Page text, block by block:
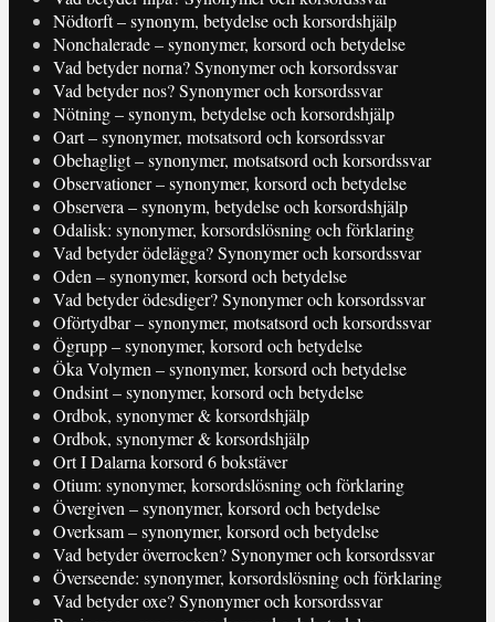
Nödtorft – synonym, betydelse och korsordshjälp
Nonchalerade – synonymer, korsord och betydelse
Vad betyder norna? Synonymer och korsordssvar
Vad betyder nos? Synonymer och korsordssvar
Nötning – synonym, betydelse och korsordshjälp
Oart – synonymer, motsatsord och korsordssvar
Obehagligt – synonymer, motsatsord och korsordssvar
Observationer – synonymer, korsord och betydelse
Observera – synonym, betydelse och korsordshjälp
Odalisk: synonymer, korsordslösning och förklaring
Vad betyder ödelägga? Synonymer och korsordssvar
Oden – synonymer, korsord och betydelse
Vad betyder ödesdiger? Synonymer och korsordssvar
Oförtydbar – synonymer, motsatsord och korsordssvar
Ögrupp – synonymer, korsord och betydelse
Öka Volymen – synonymer, korsord och betydelse
Ondsint – synonymer, korsord och betydelse
Ordbok, synonymer & korsordshjälp
Ordbok, synonymer & korsordshjälp
Ort I Dalarna korsord 6 bokstäver
Otium: synonymer, korsordslösning och förklaring
Övergiven – synonymer, korsord och betydelse
Overksam – synonymer, korsord och betydelse
Vad betyder överrocken? Synonymer och korsordssvar
Överseende: synonymer, korsordslösning och förklaring
Vad betyder oxe? Synonymer och korsordssvar